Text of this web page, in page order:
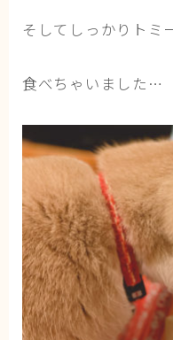
そしてしっかりトミ
食べちゃいました…